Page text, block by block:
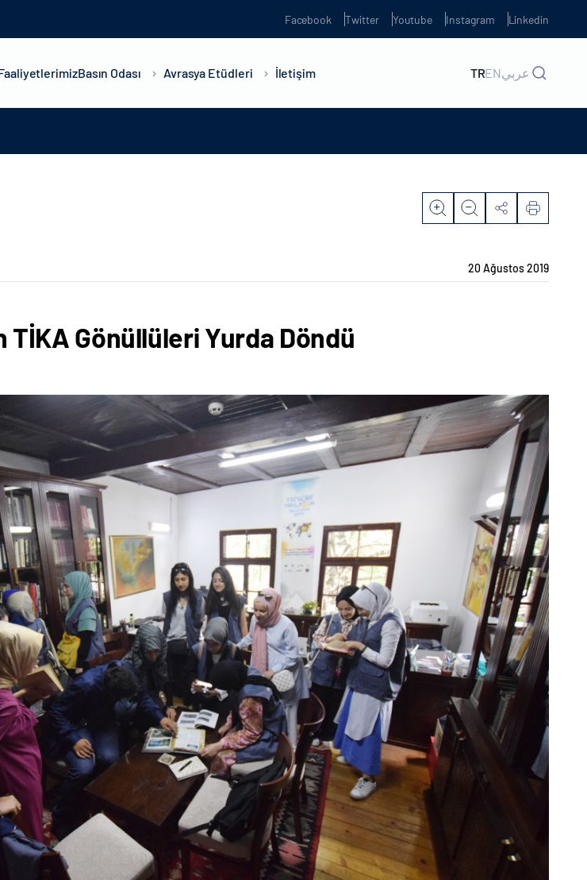
Facebook Twitter Youtube Instagram Linkedin
Basın Odası Avrasya Etüdleri İletişim TRENعربي
20 Ağustos 2019
TİKA Gönüllüleri Yurda Döndü